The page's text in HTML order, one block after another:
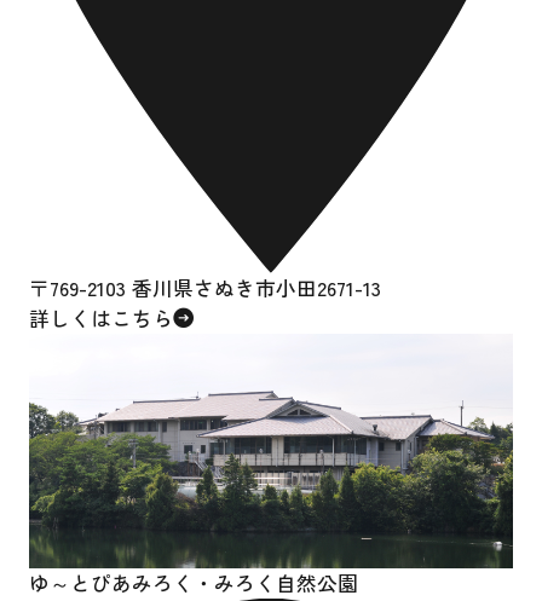
〒769-2103 香川県さぬき市小田2671-13
詳しくはこちら
ゆ～とぴあみろく・ みろく自然公園